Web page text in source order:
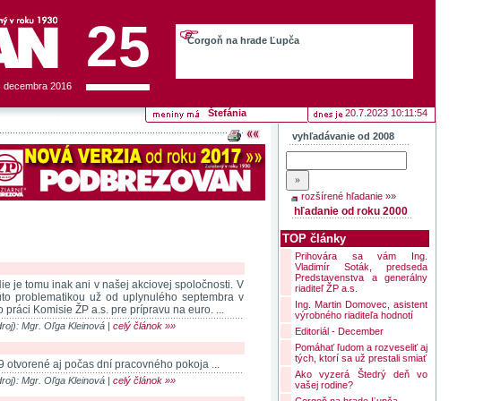
2016
25 Corgoň na hrade Ľupča
20.7.2023 10:11:54
Štefánia
je tomu inak ani v našej akciovej spoločnosti. V
problematikou už od uplynulého septembra v
Komisie ŽP a.s. pre prípravu na euro. ...
Mgr. Oľga Kleinová | celý článok »»
otvorené aj počas dní pracovného pokoja ...
Mgr. Oľga Kleinová | celý článok »»
vyhľadávanie od 2008
rozšírené hľadanie »»
hľadanie od roku 2000
TOP články
Prihovára sa vám Ing.
Vladimír Soták, predseda
Predstavenstva a generálny
riaditeľ ŽP a.s.
Ing. Martin Domovec, asistent
výrobného riaditeľa hodnotí
Editoriál - December
Pomáhať ľudom a rozveseliť aj
tých, ktorí sa už prestali smiať
Ako vyzerá Štedrý deň vo
vašej rodine?